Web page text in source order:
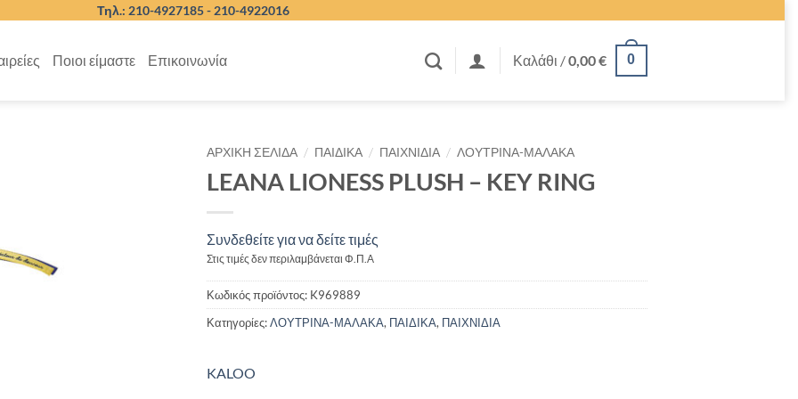
Τηλ.: 210-4927185 - 210-4922016
Ποιοι είμαστε Επικοινωνία Καλάθι /0,00€ 0
ΑΡΧΙΚΉ ΣΕΛΊΔΑ / ΠΑΙΔΙΚΑ / ΠΑΙΧΝΙΔΙΑ / ΛΟΥΤΡΙΝΑ-ΜΑΛΑΚΑ
LEANA LIONESS PLUSH – KEY RING
Συνδεθείτε για να δείτε τιμές
Στις τιμές δεν περιλαμβάνεται Φ.Π.Α
Κωδικός προϊόντος: K969889
Κατηγορίες:ΛΟΥΤΡΙΝΑ-ΜΑΛΑΚΑ, ΠΑΙΔΙΚΑ, ΠΑΙΧΝΙΔΙΑ
KALOO